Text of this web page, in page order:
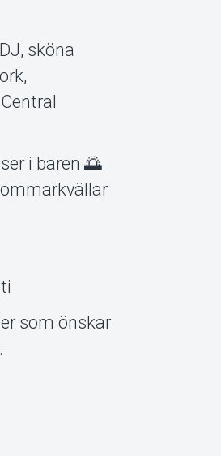
sköna
i baren 🌅
som önskar